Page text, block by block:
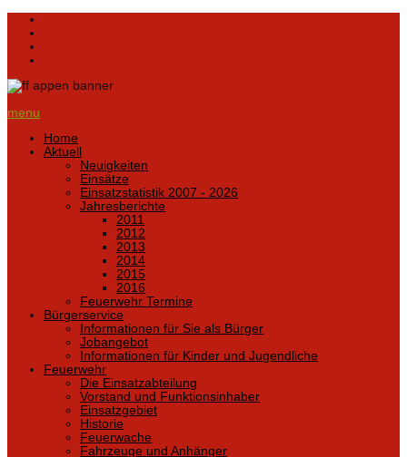
menu
Home
Aktuell
Neuigkeiten
Einsätze
Einsatzstatistik 2007 - 2026
Jahresberichte
2011
2012
2013
2014
2015
2016
Feuerwehr Termine
Bürgerservice
Informationen für Sie als Bürger
Jobangebot
Informationen für Kinder und Jugendliche
Feuerwehr
Die Einsatzabteilung
Vorstand und Funktionsinhaber
Einsatzgebiet
Historie
Feuerwache
Fahrzeuge und Anhänger